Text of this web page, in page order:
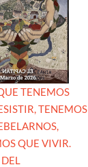
TENEMOS
TENEMOS
QUE VIVIR.